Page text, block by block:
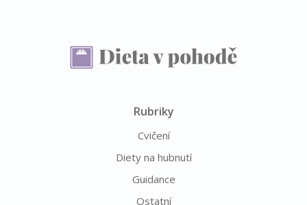
Rubriky
Cvičení
Diety na hubnutí
Guidance
Ostatní